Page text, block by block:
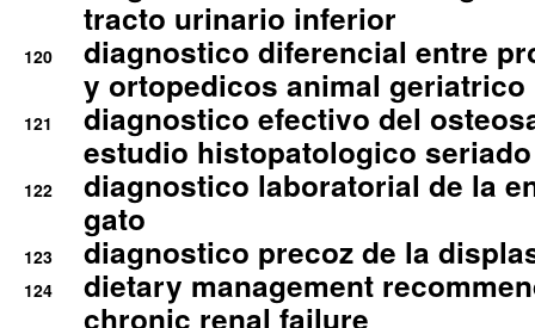
tracto urinario inferior
120
diagnostico diferencial entre
y ortopedicos animal geriatrico
121
diagnostico efectivo del
estudio histopatologico seriado
122
diagnostico laboratorial de la
gato
123 diagnostico precoz de la
124
dietary management
chronic renal failure